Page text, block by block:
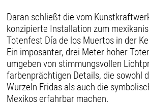
Daran schließt die vom
konzipierte Installation zum
Totenfest Día de los Muertos in der
Ein imposanter, drei Meter hoher
umgeben von stimmungsvollen
farbenprächtigen Details, die sowohl
Wurzeln Fridas als auch die
Mexikos erfahrbar machen.